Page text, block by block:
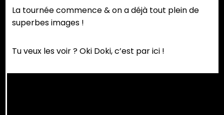
La tournée commence & on a déjà tout plein de
superbes images !
Tu veux les voir ? Oki Doki, c’est par ici !